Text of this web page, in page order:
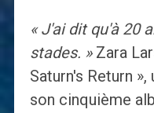
« J'ai dit qu'à 20
stades. »Zara
Saturn's Return
son cinquième